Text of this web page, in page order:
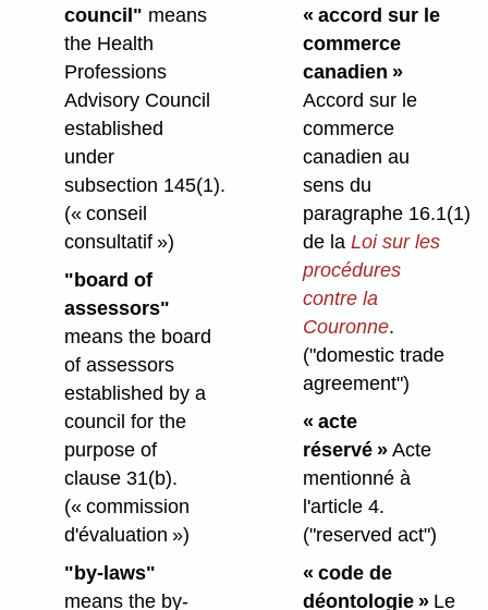
council" means
the Health
Professions
Advisory Council
established
under
subsection 145(1).
(« conseil
consultatif »)
"board of
assessors"
means the board
of assessors
established by a
council for the
purpose of
clause 31(b).
(« commission
d'évaluation »)
"by-laws"
means the by-
« accord sur le
commerce
canadien »
Accord sur le
commerce
canadien au
sens du
paragraphe 16.1(1)
de la Loi sur les
procédures
contre la
Couronne.
("domestic trade
agreement")
« acte
réservé »Acte
mentionné à
l'article 4.
("reserved act")
« code de
déontologie »Le